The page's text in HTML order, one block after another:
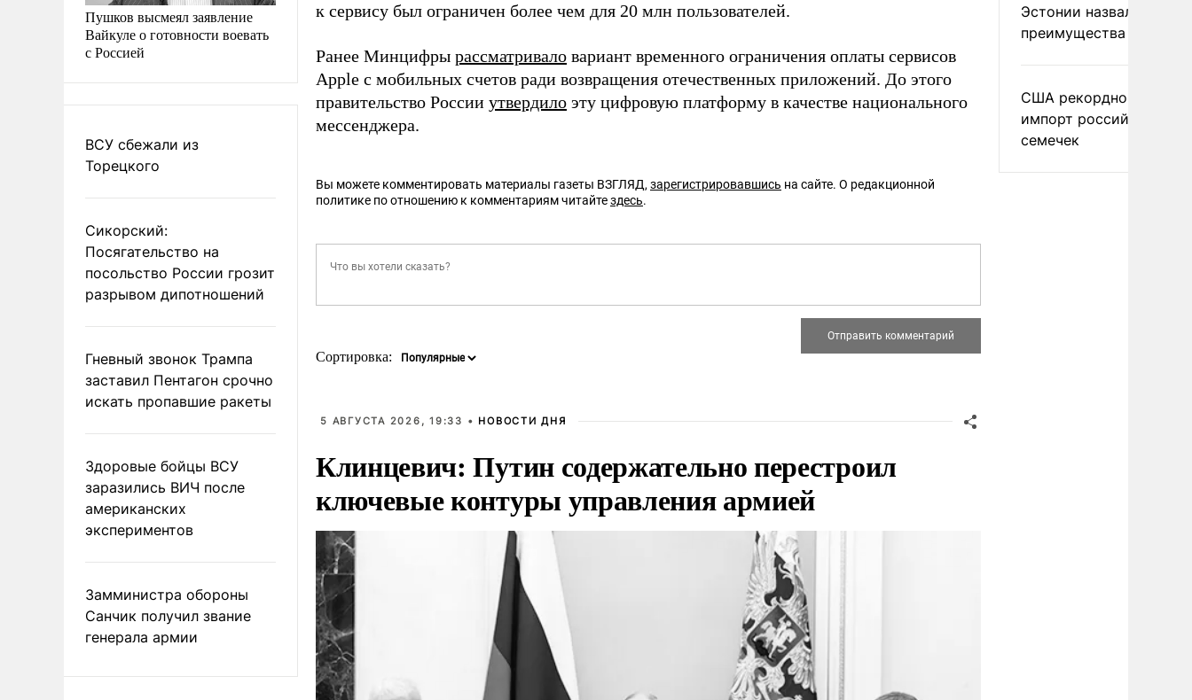
Пушков высмеял заявление
Вайкуле о готовности воевать
с Россией
ВСУ сбежали из
Торецкого
Сикорский:
Посягательство на
посольство России грозит
разрывом дипотношений
Гневный звонок Трампа
заставил Пентагон срочно
искать пропавшие ракеты
Здоровые бойцы ВСУ
заразились ВИЧ после
американских
экспериментов
Замминистра обороны
Санчик получил звание
генерала армии
к сервису был ограничен более чем для 20 млн пользователей.
Ранее Минцифры рассматривало вариант временного ограничения оплаты сервисов
Apple с мобильных счетов ради возвращения отечественных приложений. До этого
правительство России утвердило эту цифровую платформу в качестве национального
мессенджера.
Вы можете комментировать материалы газеты ВЗГЛЯД, зарегистрировавшись на сайте. О редакционной
политике по отношению к комментариям читайтездесь.
Сортировка:
5 АВГУСТА 2026, 19:33 • НОВОСТИ ДНЯ
Клинцевич: Путин содержательно перестроил
ключевые контуры управления армией
Эстонии назвала
преимущества России
США рекордно
импорт российских
семечек